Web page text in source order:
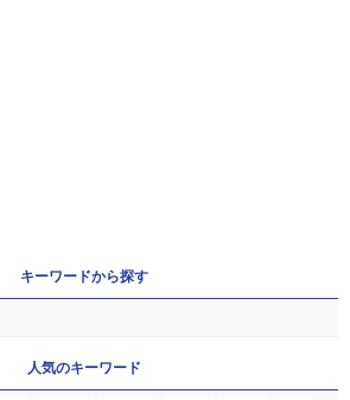
キーワードから探す
人気のキーワード